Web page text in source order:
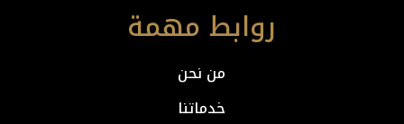
روابط مهمة
من نحن
خدماتنا